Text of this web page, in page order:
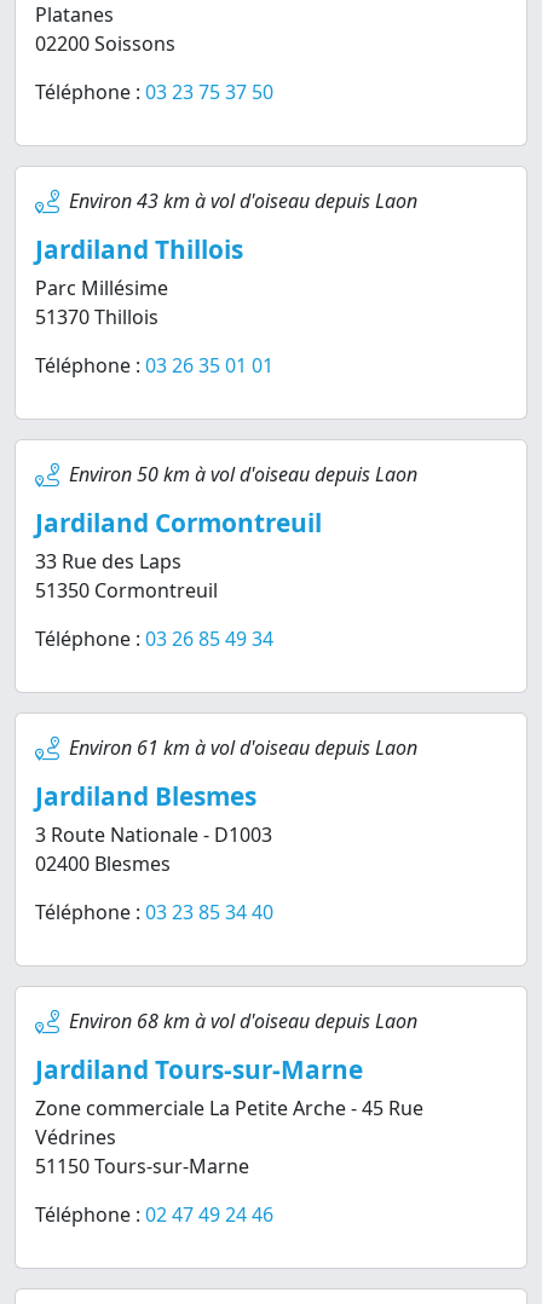
Platanes
02200 Soissons
Téléphone : 03 23 75 37 50
Environ 43 km à vol d'oiseau depuis Laon
Jardiland Thillois
Parc Millésime
51370 Thillois
Téléphone : 03 26 35 01 01
Environ 50 km à vol d'oiseau depuis Laon
Jardiland Cormontreuil
33 Rue des Laps
51350 Cormontreuil
Téléphone : 03 26 85 49 34
Environ 61 km à vol d'oiseau depuis Laon
Jardiland Blesmes
3 Route Nationale - D1003
02400 Blesmes
Téléphone : 03 23 85 34 40
Environ 68 km à vol d'oiseau depuis Laon
Jardiland Tours-sur-Marne
Zone commerciale La Petite Arche - 45 Rue
Védrines
51150 Tours-sur-Marne
Téléphone : 02 47 49 24 46